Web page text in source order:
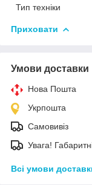
Тип техніки
Приховати
Умови доставки
Нова Пошта
Укрпошта
Самовивіз
Увага!
Всі умови